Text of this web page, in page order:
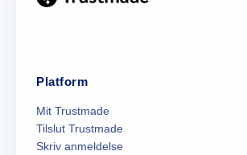
Platform
Mit Trustmade
Tilslut Trustmade
Skriv anmeldelse